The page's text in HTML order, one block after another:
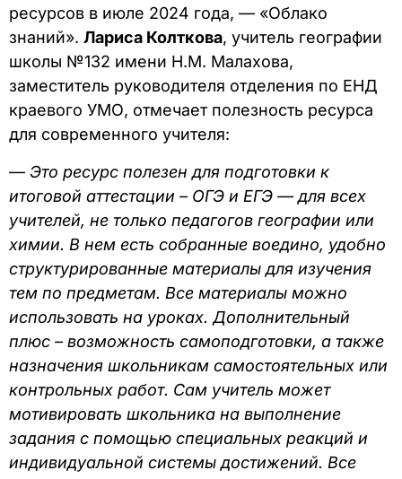
ресурсов в июле 2024 года, — «Облако
знаний». Лариса Колткова, учитель географии
школы №132 имени Н.М. Малахова,
заместитель руководителя отделения по ЕНД
краевого УМО, отмечает полезность ресурса
для современного учителя:
— Это ресурс полезен для подготовки к
итоговой аттестации – ОГЭ и ЕГЭ — для всех
учителей, не только педагогов географии или
химии. В нем есть собранные воедино, удобно
структурированные материалы для изучения
тем по предметам. Все материалы можно
использовать на уроках. Дополнительный
плюс – возможность самоподготовки, а также
назначения школьникам самостоятельных или
контрольных работ. Сам учитель может
мотивировать школьника на выполнение
задания с помощью специальных реакций и
индивидуальной системы достижений. Все